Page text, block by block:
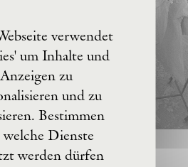
verwendet
um Inhalte und
Anzeigen zu
und zu
Bestimmen
welche Dienste
werden dürfen